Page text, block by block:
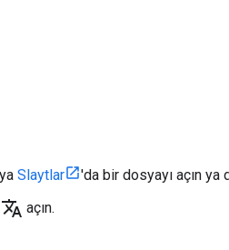
Slaytlar
'da bir dosyayı açın
translate açın.